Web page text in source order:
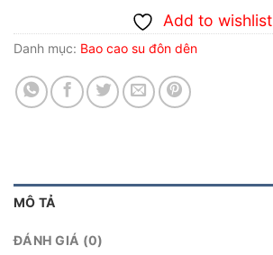
Add to wishlist
Danh mục: Bao cao su đôn dên
MÔ TẢ
ĐÁNH GIÁ (0)